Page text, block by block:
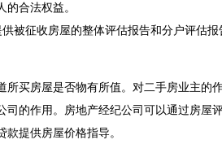
合法权益。
被征收房屋的整体评估报告和分户评估
买房屋是否物有所值。对二手房业主的
的作用。房地产经纪公司可以通过房屋
提供房屋价格指导。